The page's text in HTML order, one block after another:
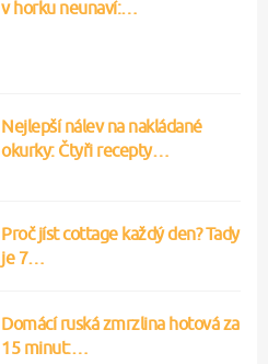
v horku neunaví:…
Nejlepší nálev na nakládané
okurky: Čtyři recepty…
Proč jíst cottage každý den? Tady
je 7…
Domácí ruská zmrzlina hotová za
15 minut:…